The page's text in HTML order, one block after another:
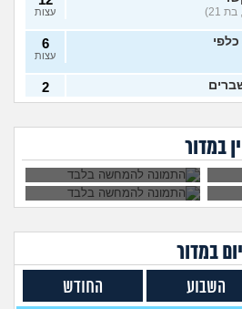
21) עצות
6
עצות
2
2
5
במדור
מה קורה אם עוברים
בלילה?
למי אפשר לפנות כדי
במדינת ישראל? אבל
באמת?
יוםבמדור
השבוע החודש